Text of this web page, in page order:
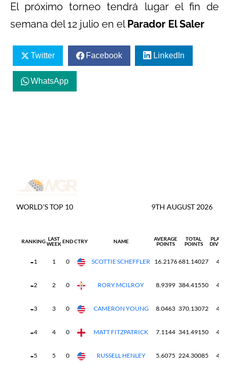
El próximo torneo tendrá lugar el fin de
semana del 12 julio en elParador El Saler
Twitter Facebook LinkedIn
WhatsApp